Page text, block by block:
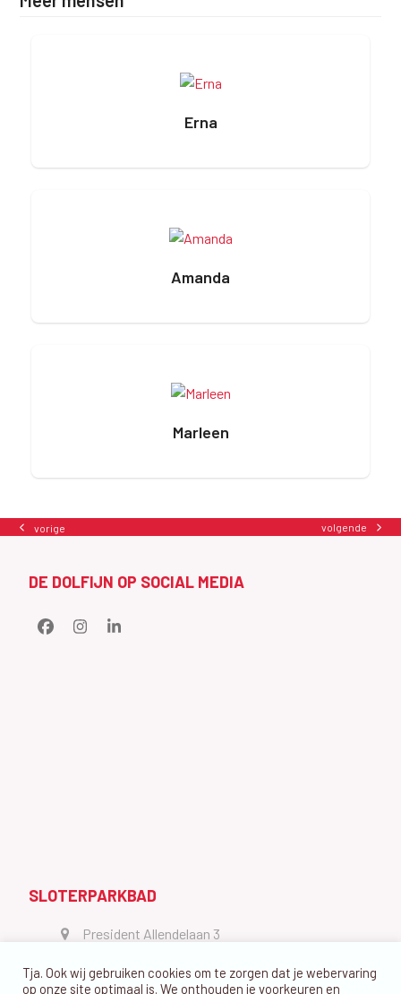
Erna
Amanda
Marleen
previous
vorige
next
volgende
DE DOLFIJN OP SOCIAL MEDIA
FacebookInstagramLinkedIn
SLOTERPARKBAD
President Allendelaan 3
vragen@dedolfijn.com
Tja. Ook wij gebruiken cookies om te zorgen dat je webervaring
op onze site optimaal is. We onthouden je voorkeuren en